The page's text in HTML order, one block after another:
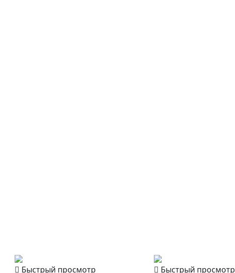
Быстрый просмотр Быстрый просмотр